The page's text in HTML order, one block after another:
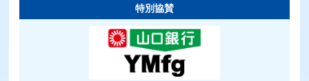
特別協賛